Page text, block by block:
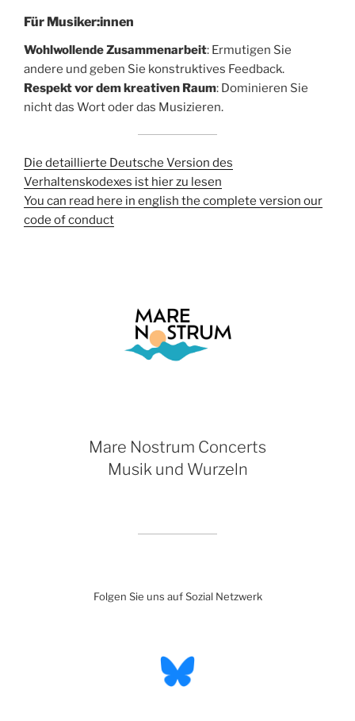
Für Musiker:innen
Wohlwollende Zusammenarbeit: Ermutigen Sie
andere und geben Sie konstruktives Feedback.
Respekt vor dem kreativen Raum: Dominieren Sie
nicht das Wort oder das Musizieren.
Die detaillierte Deutsche Version des
Verhaltenskodexes ist hier zu lesen
You can read here in english the complete version our
code of conduct
Mare Nostrum Concerts
Musik und Wurzeln
Folgen Sie uns auf Sozial Netzwerk